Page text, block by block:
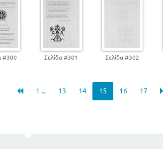
#300 Σελίδα #301 Σελίδα #302
1 ... 13 14 15 16 17